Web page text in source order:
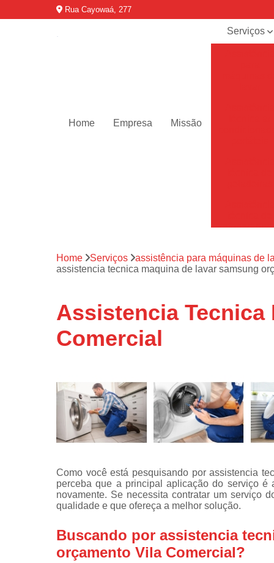
Rua Cayowaá, 277
Home Empresa Missão
Serviços
técnica de
secadoras
fogão
máquinas
lavar
Consertos
adega
expositoras
Instalação
fogões
máquinas
lavar roupa
Home Serviços assistência para máquinas de
assistencia tecnica maquina de lavar samsung
Assistencia Tecnica
Comercial
Como você está pesquisando por assistencia
perceba que a principal aplicação do serviço é
novamente. Se necessita contratar um serviço
qualidade e que ofereça a melhor solução.
Buscando por assistencia
orçamento Vila Comercial?